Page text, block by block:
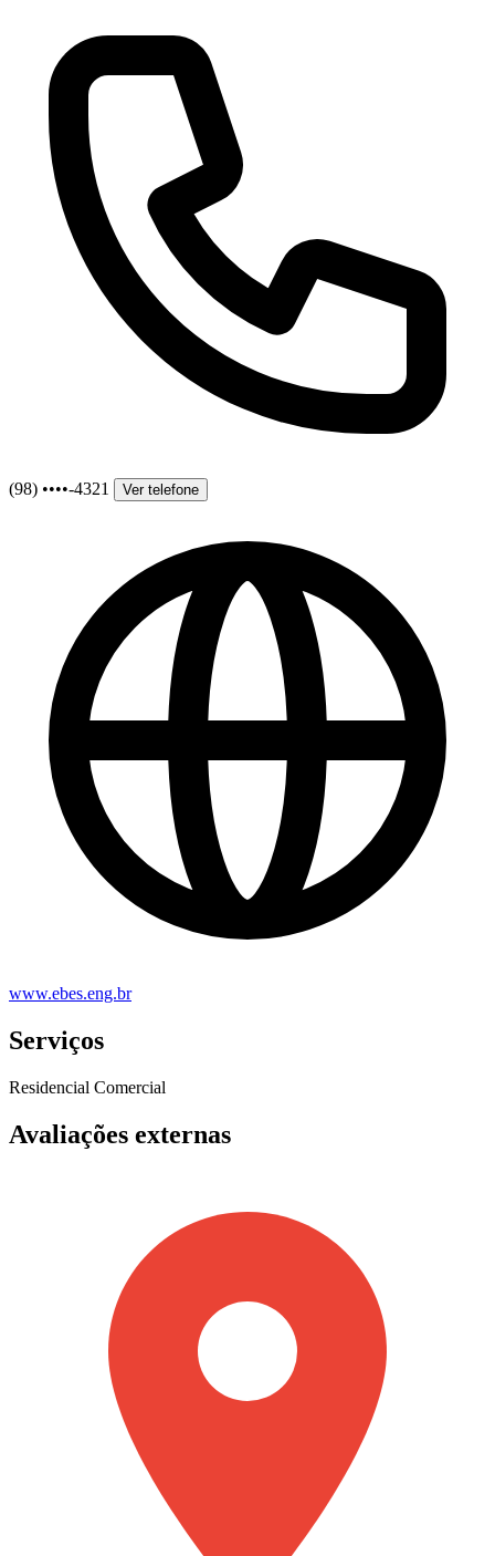
(98) ••••-4321 Ver telefone
www.ebes.eng.br
Serviços
Residencial Comercial
Avaliações externas